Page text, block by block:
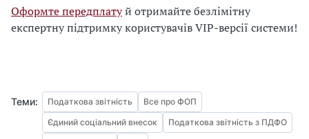
Оформте передплатуй отримайте безлімітну
експертну підтримку користувачів VIP-версії системи!
Теми: Податкова звітність
Все про ФОП
Єдиний соціальний внесок
Податкова звітність з ПДФО